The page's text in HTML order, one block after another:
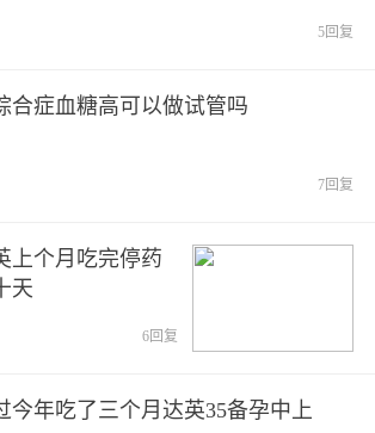
5回复
合症血糖高可以做试管吗
7回复
上个月吃完停药
天
6回复
今年吃了三个月达英35备孕中上